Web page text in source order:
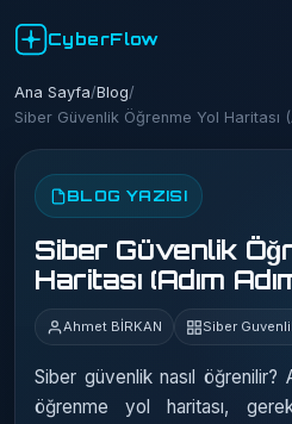
CyberFlow
Ana Sayfa/Blog/
Siber Güvenlik Öğrenme Yol Haritası
BLOG YAZISI
Siber Güvenlik
Haritası (Adım
Ahmet BİRKAN Siber
Siber güvenlik nasıl öğrenilir?
öğrenme yol haritası,